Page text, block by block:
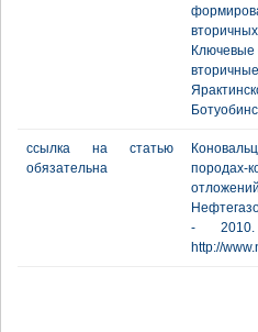
Ключевые
ссылка на статью
обязательна
-
http://